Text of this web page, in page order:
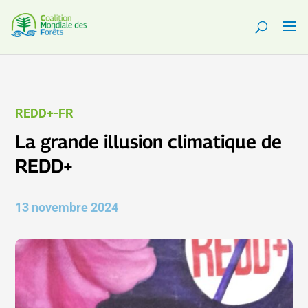
REDD+-FR
La grande illusion climatique de
REDD+
13 novembre 2024